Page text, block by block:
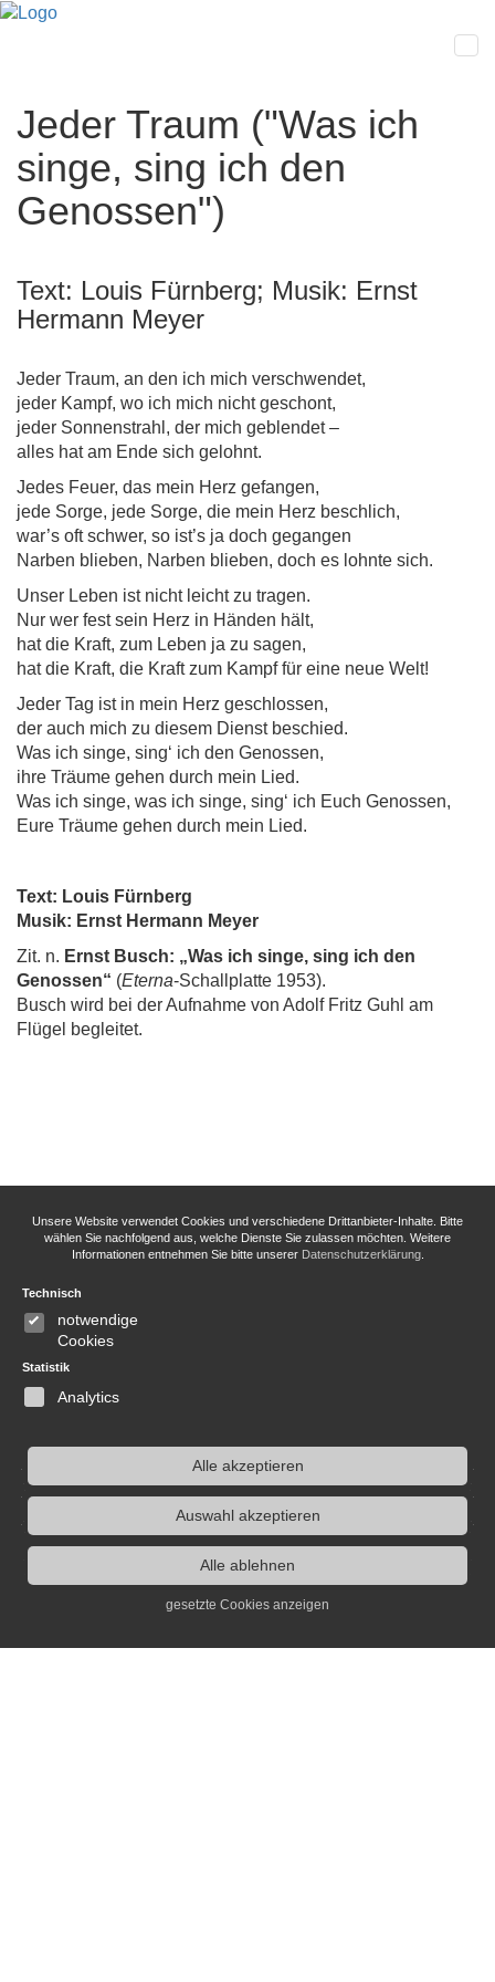
Jeder Traum ("Was ich
singe, sing ich den
Genossen")
Text: Louis Fürnberg; Musik: Ernst
Hermann Meyer
Jeder Traum, an den ich mich verschwendet,
jeder Kampf, wo ich mich nicht geschont,
jeder Sonnenstrahl, der mich geblendet –
alles hat am Ende sich gelohnt.
Jedes Feuer, das mein Herz gefangen,
jede Sorge, jede Sorge, die mein Herz beschlich,
war’s oft schwer, so ist’s ja doch gegangen
Narben blieben, Narben blieben, doch es lohnte sich.
Unser Leben ist nicht leicht zu tragen.
Nur wer fest sein Herz in Händen hält,
hat die Kraft, zum Leben ja zu sagen,
hat die Kraft, die Kraft zum Kampf für eine neue Welt!
Jeder Tag ist in mein Herz geschlossen,
der auch mich zu diesem Dienst beschied.
Was ich singe, sing‘ ich den Genossen,
ihre Träume gehen durch mein Lied.
Was ich singe, was ich singe, sing‘ ich Euch Genossen,
Eure Träume gehen durch mein Lied.
Text: Louis Fürnberg
Musik: Ernst Hermann Meyer
Zit. n. Ernst Busch: „Was ich singe, sing ich den
Genossen“ (Eterna-Schallplatte 1953).
Busch wird bei der Aufnahme von Adolf Fritz Guhl am
Flügel begleitet.
Unsere Website verwendet Cookies und verschiedene Drittanbieter-Inhalte. Bitte
wählen Sie nachfolgend aus, welche Dienste Sie zulassen möchten. Weitere
Informationen entnehmen Sie bitte unserer Datenschutzerklärung.
Technisch
notwendige
Cookies
Statistik
Analytics
Alle akzeptieren
Auswahl akzeptieren
Alle ablehnen
gesetzte Cookies anzeigen